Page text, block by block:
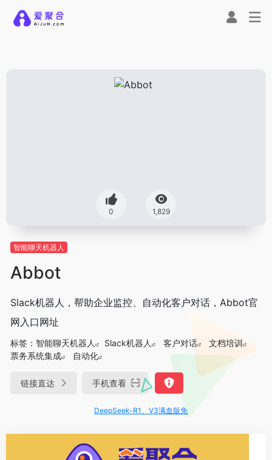
0 1,829
智能聊天机器人
Abbot
Slack机器人，帮助企业监控、自动化客户对话，Abbot官
网入口网址
标签： 智能聊天机器人 Slack机器人 客户对话
文档培训
票务系统集成
自动化
链接直达 手机查看
DeepSeek-R1、V3满血版免费用！- 字节Trae即可编程又可